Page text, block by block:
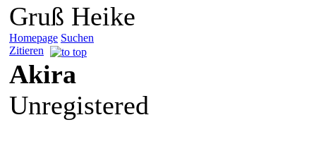
Gruß Heike
Homepage Suchen
Zitieren
Akira
Unregistered